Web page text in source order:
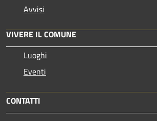
Avvisi
VIVERE IL COMUNE
Luoghi
Eventi
CONTATTI